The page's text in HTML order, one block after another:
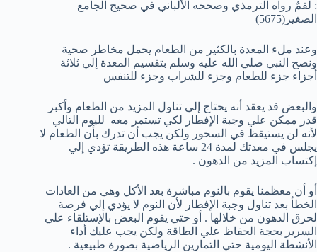
: لُقمٌ رواه الترمذي وصححه الألباني في صحيح الجامع
الصغير(5675)
وعند ملء المعدة بالكثير من الطعام يحمل مخاطر صحية
ونصح النبي صلي الله عليه وسلم بتقسيم المعدة إلي ثلاثة
أجزاء جزء للطعام وجزء للشراب وجزء للتنفس
والبعض قد يعقد أنه يحتاج إلي تناول المزيد من الطعام وأكبر
قدر ممكن علي وجبة الإفطار لكي تستمر معه لليوم التالي
لأنه لن يستيقظ في السحور ولكن يجب أن تدرك بأن الطعام لا
يجلس في معدتك لمدة 24 ساعة هذه الطريقة تؤدي إلي
إكتساب المزيد من الدهون .
أو أن معظمنا يقوم بالنوم مباشرة بعد الأكل وهي من العادات
الخطأ بعد تناول وجبة الإفطار لأن النوم لا يؤدي إلي فرصة
لحرق الدهون من خلالها . أو حتي يقوم البعض بالإستلقاء علي
السرير بحجة الحفاظ علي الطاقة ولكن يجب عليك أداء
الأنشطة اليومية حتي التمارين الرياضية بصورة طبيعية .